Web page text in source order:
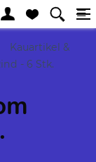
Kauartikel &
- 6 Stk.